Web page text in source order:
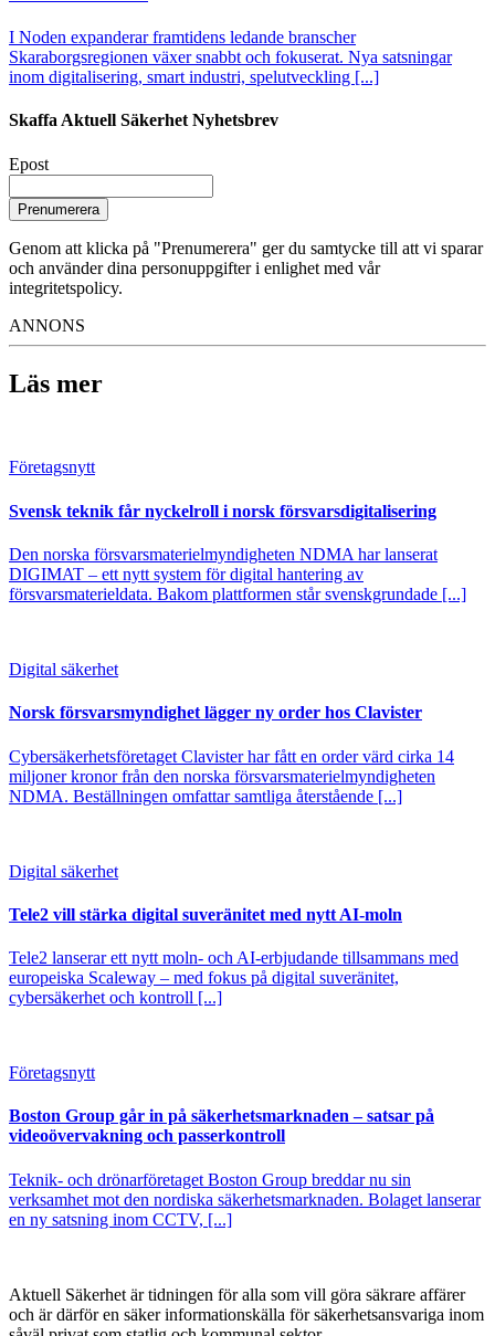
I Noden expanderar framtidens ledande branscher
Skaraborgsregionen växer snabbt och fokuserat. Nya satsningar
inom digitalisering, smart industri, spelutveckling [...]
Skaffa Aktuell Säkerhet Nyhetsbrev
Epost
Prenumerera
Genom att klicka på "Prenumerera" ger du samtycke till att vi sparar
och använder dina personuppgifter i enlighet med vår
integritetspolicy.
ANNONS
Läs mer
Företagsnytt
Svensk teknik får nyckelroll i norsk försvarsdigitalisering
Den norska försvarsmaterielmyndigheten NDMA har lanserat
DIGIMAT – ett nytt system för digital hantering av
försvarsmaterieldata. Bakom plattformen står svenskgrundade [...]
Digital säkerhet
Norsk försvarsmyndighet lägger ny order hos Clavister
Cybersäkerhetsföretaget Clavister har fått en order värd cirka 14
miljoner kronor från den norska försvarsmaterielmyndigheten
NDMA. Beställningen omfattar samtliga återstående [...]
Digital säkerhet
Tele2 vill stärka digital suveränitet med nytt AI-moln
Tele2 lanserar ett nytt moln- och AI-erbjudande tillsammans med
europeiska Scaleway – med fokus på digital suveränitet,
cybersäkerhet och kontroll [...]
Företagsnytt
Boston Group går in på säkerhetsmarknaden – satsar på
videoövervakning och passerkontroll
Teknik- och drönarföretaget Boston Group breddar nu sin
verksamhet mot den nordiska säkerhetsmarknaden. Bolaget lanserar
en ny satsning inom CCTV, [...]
Aktuell Säkerhet är tidningen för alla som vill göra säkrare affärer
och är därför en säker informationskälla för säkerhets­ansvariga inom